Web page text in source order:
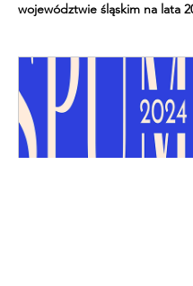
województwie śląskim na lata